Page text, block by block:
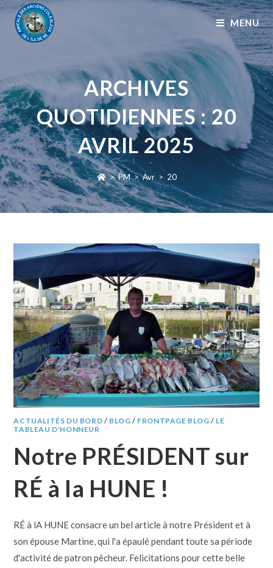
MENU
ARCHIVES
QUOTIDIENNES : 20
AVRIL 2025
> PM > Avr > 20
ACTUALITÉS DU BORD / BLOG / FRONTPAGE BLOG / LE
TABLEAU D'HONNEUR
Notre PRÉSIDENT sur
RÉ à la HUNE !
RÉ à lA HUNE consacre un bel article à notre Président et à
son épouse Martine, qui l'a épaulé pendant toute sa période
d'activité de patron pêcheur. Felicitations pour cette belle